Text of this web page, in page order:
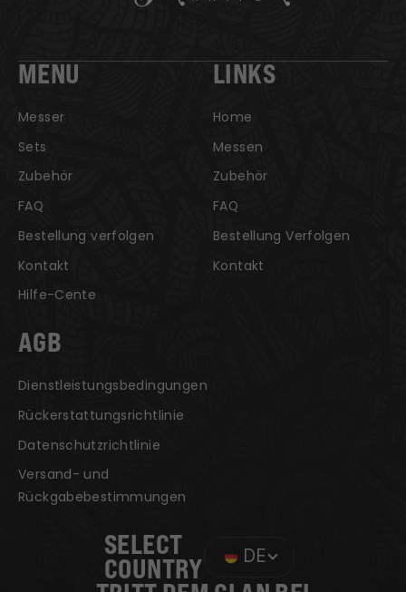
MENU
Messer
Sets
Zubehör
FAQ
Bestellung verfolgen
Kontakt
Hilfe-Cente
LINKS
Home
Messen
Zubehör
FAQ
Bestellung Verfolgen
Kontakt
AGB
Dienstleistungsbedingungen
Rückerstattungsrichtlinie
Datenschutzrichtlinie
Versand- und
Rückgabebestimmungen
SELECT
COUNTRY DE